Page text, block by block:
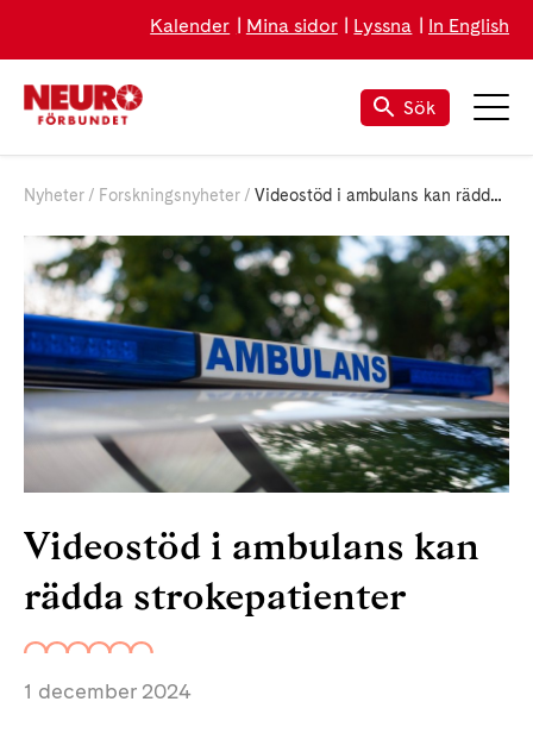
Kalender Mina sidor Lyssna In English
Sök
Nyheter Forskningsnyheter Videostöd i ambulans kan rädda strokepatienter
Videostöd i ambulans kan
rädda strokepatienter
1 december 2024